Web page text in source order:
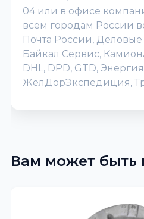
04 или в офисе
всем городам России
Почта России,
Байкал Сервис,
DHL, DPD, GTD,
ЖелДорЭкспедиция,
Вам может быть